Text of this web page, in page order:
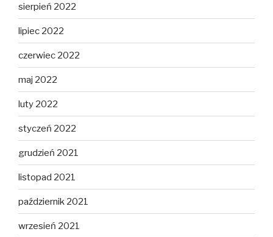
sierpień 2022
lipiec 2022
czerwiec 2022
maj 2022
luty 2022
styczeń 2022
grudzień 2021
listopad 2021
październik 2021
wrzesień 2021